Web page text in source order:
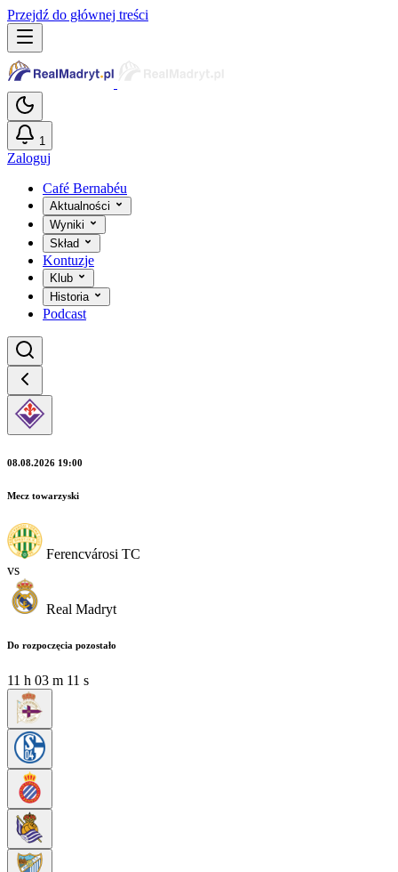
Przejdź do głównej treści
1
Zaloguj
Café Bernabéu
Aktualności
Wyniki
Skład
Kontuzje
Klub
Historia
Podcast
08.08.2026 19:00
Mecz towarzyski
Ferencvárosi TC
vs
Real Madryt
Do rozpoczęcia pozostało
11 h 03 m 11 s